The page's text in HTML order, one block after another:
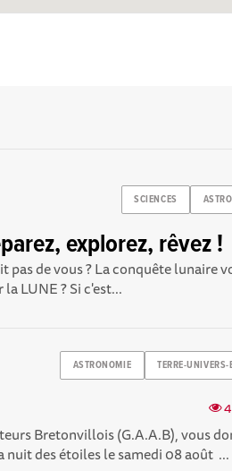
SCIENCES
explorez, rêvez !
pas de vous ? La conquête lunaire
LUNE ? Si c'est...
ASTRONOMIE TERRE-UNIVERS-
Bretonvillois (G.A.A.B), vous
des étoiles le samedi 08 août ...